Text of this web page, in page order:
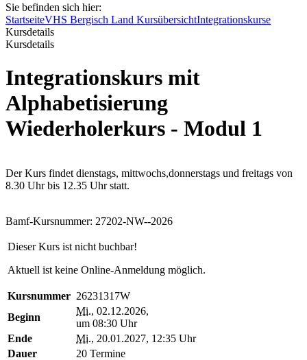
Sie befinden sich hier:
StartseiteVHS Bergisch Land KursübersichtIntegrationskurse
Kursdetails
Kursdetails
Integrationskurs mit
Alphabetisierung
Wiederholerkurs - Modul 1
Der Kurs findet dienstags, mittwochs,donnerstags und freitags von
8.30 Uhr bis 12.35 Uhr statt.
Bamf-Kursnummer: 27202-NW--2026
Dieser Kurs ist nicht buchbar!
Aktuell ist keine Online-Anmeldung möglich.
Kursnummer 26231317W
Beginn
Mi., 02.12.2026,
um 08:30 Uhr
Ende
Mi., 20.01.2027, 12:35 Uhr
Dauer
20 Termine